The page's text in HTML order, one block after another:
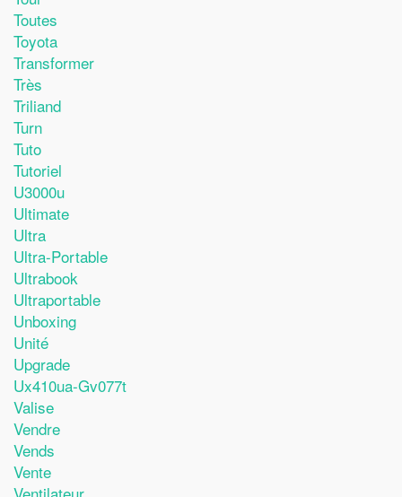
Toutes
Toyota
Transformer
Très
Triliand
Turn
Tuto
Tutoriel
U3000u
Ultimate
Ultra
Ultra-Portable
Ultrabook
Ultraportable
Unboxing
Unité
Upgrade
Ux410ua-Gv077t
Valise
Vendre
Vends
Vente